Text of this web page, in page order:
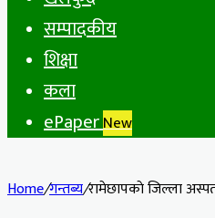
सम्पादकीय
शिक्षा
कला
ePaperNew
Home/गन्तब्य/रामेछापकाे जिल्ला